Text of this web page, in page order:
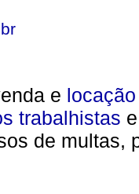
e locação
trabalhistas
de multas,